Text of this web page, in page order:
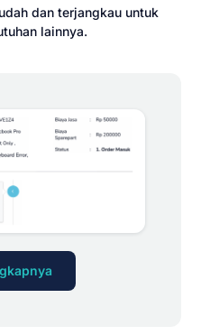
dan terjangkau untuk
lainnya.